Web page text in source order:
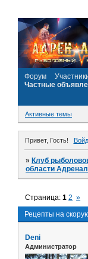
Форум
Частные
Активные темы
Привет, Гость!
»Клуб
области
Рецепты на
Страница:1 2 »
Deni
Администратор